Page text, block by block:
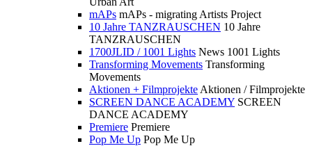
mAPs mAPs - migrating Artists Project
10 Jahre TANZRAUSCHEN 10 Jahre
TANZRAUSCHEN
1700JLID / 1001 Lights News 1001 Lights
Transforming Movements Transforming
Movements
Aktionen + Filmprojekte Aktionen / Filmprojekte
SCREEN DANCE ACADEMY SCREEN
DANCE ACADEMY
Premiere Premiere
Pop Me Up Pop Me Up